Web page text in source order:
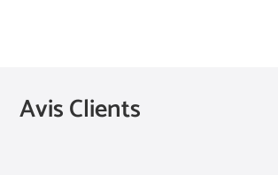
Avis Clients